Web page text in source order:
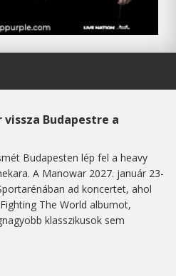
Budapestre a
Budapesten lép fel a heavy
A Manowar 2027. január 23-
ad koncertet, ahol
The World albumot,
klasszikusok sem